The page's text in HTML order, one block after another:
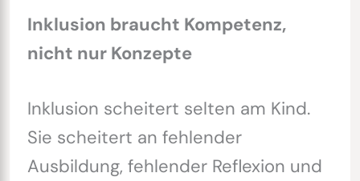
Inklusion braucht Kompetenz,
nicht nur Konzepte
Inklusion scheitert selten am Kind.
Sie scheitert an fehlender
Ausbildung, fehlender Reflexion und